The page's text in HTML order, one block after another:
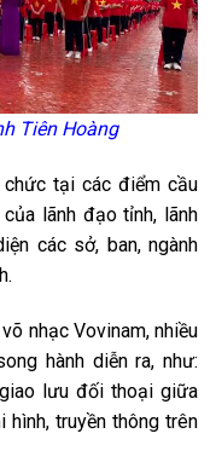
Tiên Hoàng
tại các điểm cầu
lãnh đạo tỉnh, lãnh
các sở, ban, ngành
nhạc Vovinam, nhiều
hành diễn ra, như:
lưu đối thoại giữa
truyền thông trên